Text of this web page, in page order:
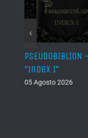
PSEUDOBIBLION
“Index I”
05 Agosto 2026